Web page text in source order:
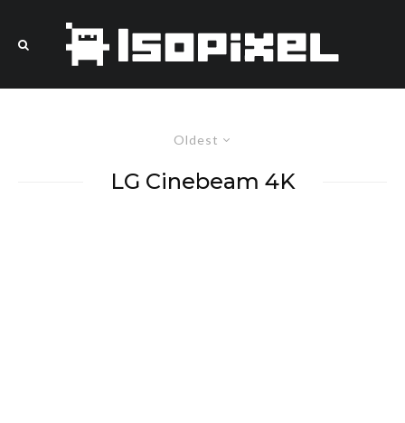
Oldest
LG Cinebeam 4K